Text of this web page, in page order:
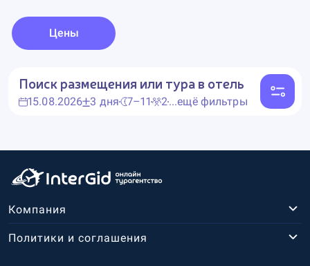
Цены
Поиск размещения или тура в отель
15.08.2026 3 дня 7–11 2...ещё фильтры
Компания
Политики и соглашения